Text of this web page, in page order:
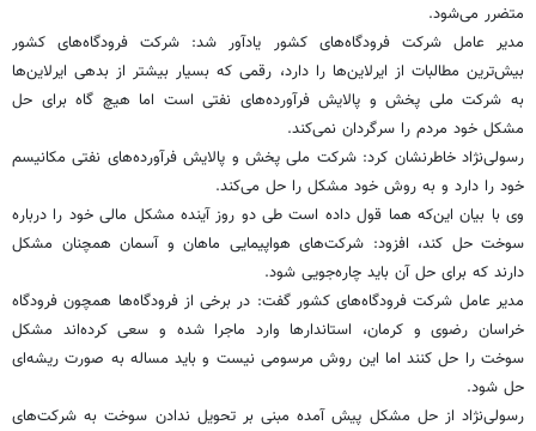
متضرر می‌شود.
مدیر عامل شرکت فرودگاه‌های کشور یادآور شد: شرکت فرودگاه‌های کشور
بیش‌ترین مطالبات از ایرلاین‌ها را دارد، رقمی که بسیار بیشتر از بدهی ایرلاین‌ها
به شرکت ملی پخش و پالایش فرآورده‌های نفتی است اما هیچ گاه برای حل
مشکل خود مردم را سرگردان نمی‌کند.
رسولی‌نژاد خاطرنشان کرد: شرکت ملی پخش و پالایش فرآورده‌های نفتی مکانیسم
خود را دارد و به روش خود مشکل را حل می‌کند.
وی با بیان این‌که هما قول داده است طی دو روز آینده مشکل مالی خود را درباره
سوخت حل کند، افزود: شرکت‌های هواپیمایی ماهان و آسمان همچنان مشکل
دارند که برای حل آن باید چاره‌جویی شود.
مدیر عامل شرکت فرودگاه‌های کشور گفت:‌ در برخی از فرودگاه‌ها همچون فرودگاه
خراسان رضوی و کرمان، استاندارها وارد ماجرا شده و سعی کرده‌اند مشکل
سوخت را حل کنند اما این روش مرسومی نیست و باید مساله به صورت ریشه‌ای
حل شود.
رسولی‌نژاد از حل مشکل پیش‌ آمده مبنی بر تحویل ندادن سوخت به شرکت‌های